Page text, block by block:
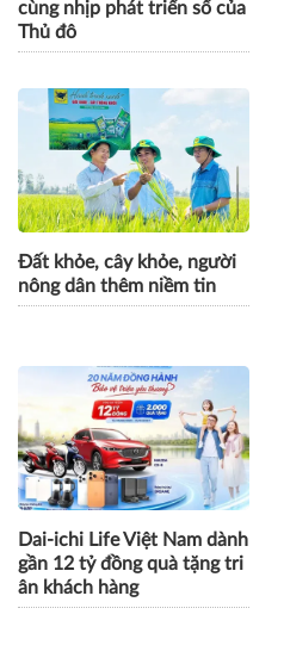
GPBank mở rộng hệ sinh
thái tài chính, đồng hành
cùng nhịp phát triển số của
Thủ đô
Đất khỏe, cây khỏe, người
nông dân thêm niềm tin